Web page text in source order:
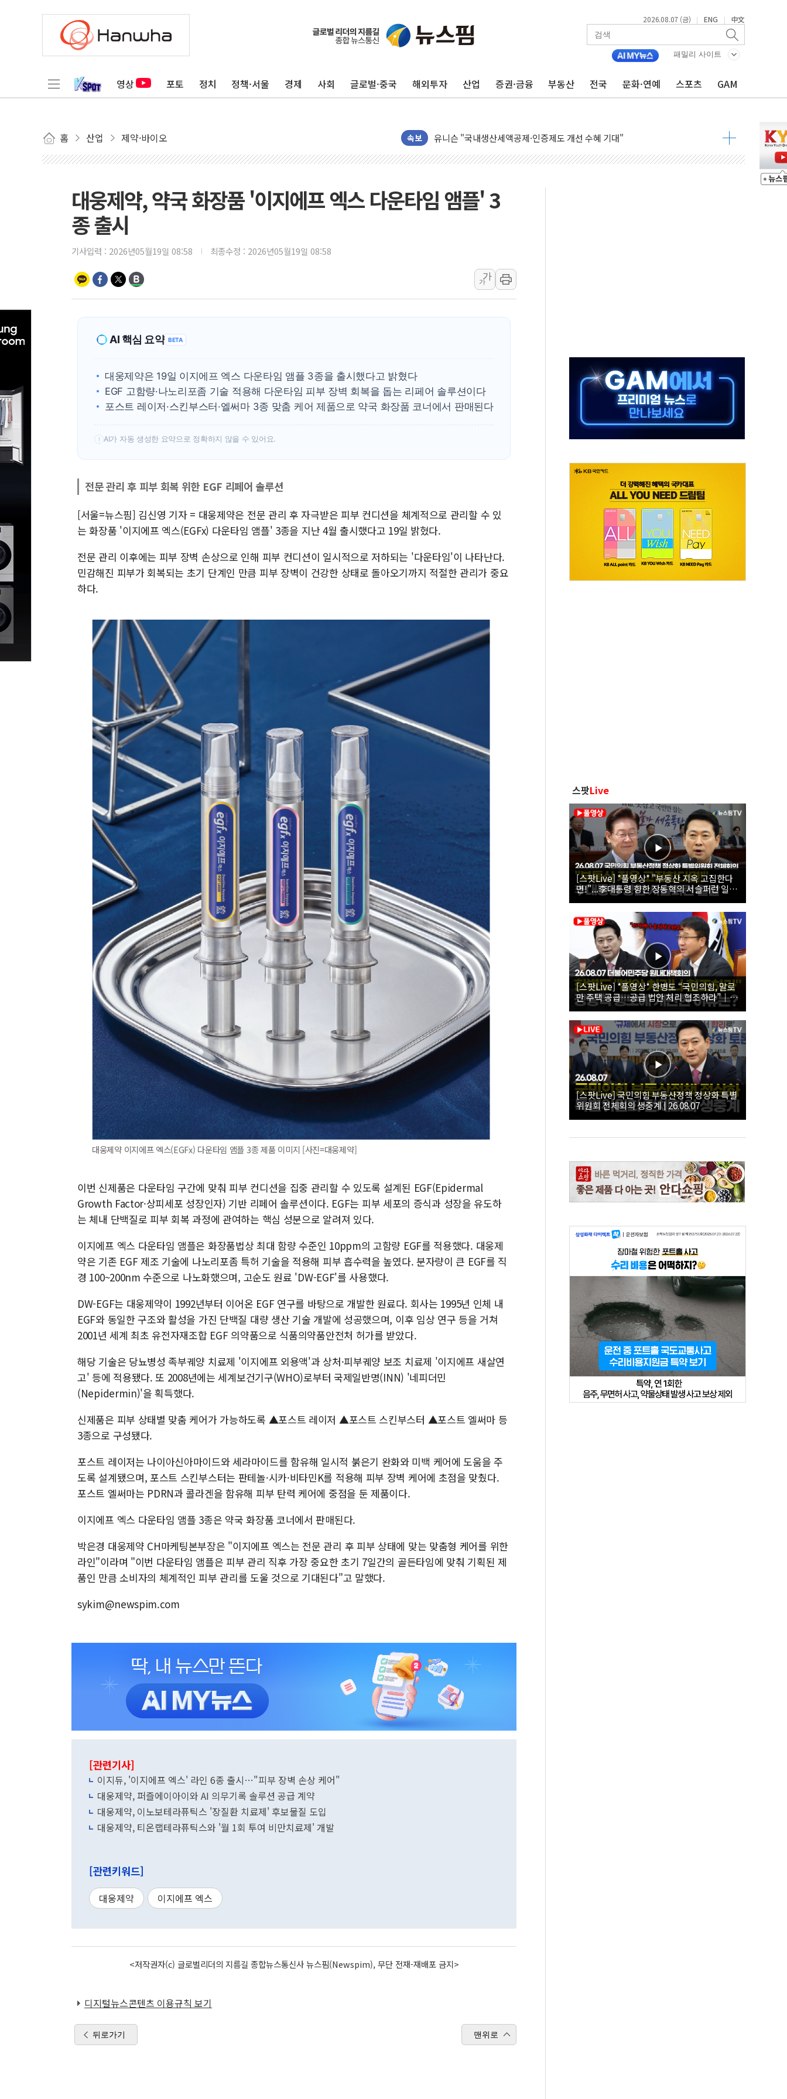
2026.08.07 (금) | ENG | 中文
패밀리 사이트
영상 포토 정치 정책·서울 경제 사회 글로벌·중국 해외투자 산업 증권·금융 부동산 전국 문화·연예 스포츠 GAM
홈 산업 제약·바이오 속보
코스피·코스닥 오전 동반 하락…내린 종목이 두 배 넘어
'입추'인데 연일 찜통더위…김성환 기후부 장관 "예측범위 벗어나도 즉시대응"
유니슨 "국내생산세액공제·인증제도 개선 수혜 기대"
창호 교체하다 난간 무너져…대전서 50대 일용직 추락 사망
[속보] 종합특검, '尹 관저 이전 감사 무마' 유병호 감사위원 구속 기소
AI에 승부 건 네이버…내년 AI 팩토리 매출 본격화
장동혁 "집값 올려놓고 국민만 잡아"
[속보] '해병 순직 책임' 임성근 전 사단장 항소심도 징역 3년 선고
"취약계층에 더 가혹한 여름"…구윤철, 쪽방촌 폭염 대응상황 점검
美·日 환율공조에 유럽 패싱… '유로화 팔아 엔화 부양' 사후 통보만
구리값 사상 최고치…'닥터 코퍼'가 말하는 경기 신호가 달라졌다
에어프레미아, 호치민 노선 재개...3년 2개월 만
대웅제약, 약국 화장품 '이지에프 엑스 다운타임 앰플' 3
종 출시
기사입력 : 2026년05월19일 08:58 최종수정 : 2026년05월19일 08:58
가
가
AI 핵심 요약 BETA
대웅제약은 19일 이지에프 엑스 다운타임 앰플 3종을 출시했다고 밝혔다
EGF 고함량·나노리포좀 기술 적용해 다운타임 피부 장벽 회복을 돕는 리페어 솔루션이다
포스트 레이저·스킨부스터·엘써마 3종 맞춤 케어 제품으로 약국 화장품 코너에서 판매된다
! AI가 자동 생성한 요약으로 정확하지 않을 수 있어요.
전문 관리 후 피부 회복 위한 EGF 리페어 솔루션
[서울=뉴스핌] 김신영 기자 = 대웅제약은 전문 관리 후 자극받은 피부 컨디션을 체계적으로 관리할 수 있
는 화장품 '이지에프 엑스(EGFx) 다운타임 앰플' 3종을 지난 4월 출시했다고 19일 밝혔다.
전문 관리 이후에는 피부 장벽 손상으로 인해 피부 컨디션이 일시적으로 저하되는 '다운타임'이 나타난다.
민감해진 피부가 회복되는 초기 단계인 만큼 피부 장벽이 건강한 상태로 돌아오기까지 적절한 관리가 중요
하다.
대웅제약 이지에프 엑스(EGFx) 다운타임 앰플 3종 제품 이미지 [사진=대웅제약]
이번 신제품은 다운타임 구간에 맞춰 피부 컨디션을 집중 관리할 수 있도록 설계된 EGF(Epidermal
Growth Factor·상피세포 성장인자) 기반 리페어 솔루션이다. EGF는 피부 세포의 증식과 성장을 유도하
는 체내 단백질로 피부 회복 과정에 관여하는 핵심 성분으로 알려져 있다.
이지에프 엑스 다운타임 앰플은 화장품법상 최대 함량 수준인 10ppm의 고함량 EGF를 적용했다. 대웅제
약은 기존 EGF 제조 기술에 나노리포좀 특허 기술을 적용해 피부 흡수력을 높였다. 분자량이 큰 EGF를 직
경 100~200nm 수준으로 나노화했으며, 고순도 원료 'DW-EGF'를 사용했다.
DW-EGF는 대웅제약이 1992년부터 이어온 EGF 연구를 바탕으로 개발한 원료다. 회사는 1995년 인체 내
EGF와 동일한 구조와 활성을 가진 단백질 대량 생산 기술 개발에 성공했으며, 이후 임상 연구 등을 거쳐
2001년 세계 최초 유전자재조합 EGF 의약품으로 식품의약품안전처 허가를 받았다.
해당 기술은 당뇨병성 족부궤양 치료제 '이지에프 외용액'과 상처·피부궤양 보조 치료제 '이지에프 새살연
고' 등에 적용됐다. 또 2008년에는 세계보건기구(WHO)로부터 국제일반명(INN) '네피더민
(Nepidermin)'을 획득했다.
신제품은 피부 상태별 맞춤 케어가 가능하도록 ▲포스트 레이저 ▲포스트 스킨부스터 ▲포스트 엘써마 등
3종으로 구성됐다.
포스트 레이저는 나이아신아마이드와 세라마이드를 함유해 일시적 붉은기 완화와 미백 케어에 도움을 주
도록 설계됐으며, 포스트 스킨부스터는 판테놀·시카·비타민K를 적용해 피부 장벽 케어에 초점을 맞췄다.
포스트 엘써마는 PDRN과 콜라겐을 함유해 피부 탄력 케어에 중점을 둔 제품이다.
이지에프 엑스 다운타임 앰플 3종은 약국 화장품 코너에서 판매된다.
박은경 대웅제약 CH마케팅본부장은 "이지에프 엑스는 전문 관리 후 피부 상태에 맞는 맞춤형 케어를 위한
라인"이라며 "이번 다운타임 앰플은 피부 관리 직후 가장 중요한 초기 7일간의 골든타임에 맞춰 기획된 제
품인 만큼 소비자의 체계적인 피부 관리를 도울 것으로 기대된다"고 말했다.
sykim@newspim.com
[관련기사]
이지듀, '이지에프 엑스' 라인 6종 출시…"피부 장벽 손상 케어"
대웅제약, 퍼즐에이아이와 AI 의무기록 솔루션 공급 계약
대웅제약, 이노보테라퓨틱스 '장질환 치료제' 후보물질 도입
대웅제약, 티온랩테라퓨틱스와 '월 1회 투여 비만치료제' 개발
[관련키워드]
대웅제약 이지에프 엑스
<저작권자(c) 글로벌리더의 지름길 종합뉴스통신사 뉴스핌(Newspim), 무단 전재-재배포 금지>
디지털뉴스콘텐츠 이용규칙 보기
뒤로가기 맨위로
스팟Live
[스팟Live] *풀영상* "부동산 지옥 고집한다
면!"...李대통령 향한 장동혁의 서슬퍼런 일갈
| 26.08.07 국민의힘 부동산정책 정상화 특별
위원회 전체회의
[스팟Live] *풀영상* 한병도 “국민의힘, 말로
만 주택 공급…공급 법안 처리 협조하라”｜
26.08.07 더불어민주당 원내대책회의
[스팟Live] 국민의힘 부동산정책 정상화 특별
위원회 전체회의 생중계 | 26.08.07